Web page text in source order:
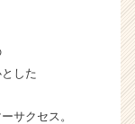
した
クセス。